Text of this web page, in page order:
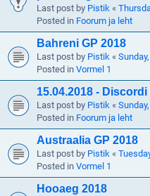
Last post by Pistik «
Posted in Foorum ja leht
Bahreni GP 2018
Last post by Pistik «
Posted in Vormel 1
15.04.2018 - Discordi
Last post by Pistik «
Posted in Foorum ja leht
Austraalia GP 2018
Last post by Pistik «
Posted in Vormel 1
Hooaeg 2018